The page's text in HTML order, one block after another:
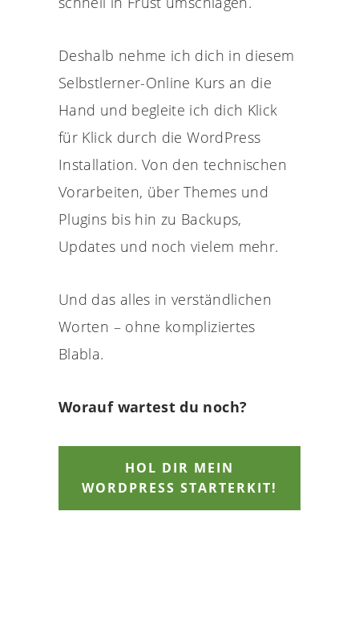
Deshalb nehme ich dich in diesem
Selbstlerner-Online Kurs an die
Hand und begleite ich dich Klick
für Klick durch die WordPress
Installation. Von den technischen
Vorarbeiten, über Themes und
Plugins bis hin zu Backups,
Updates und noch vielem mehr.
Und das alles in verständlichen
Worten – ohne kompliziertes
Blabla.
Worauf wartest du noch?
HOL DIR MEIN
WORDPRESS STARTERKIT!